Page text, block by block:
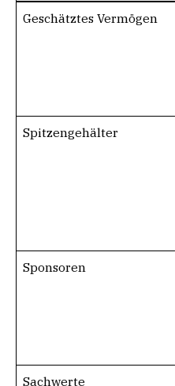
Geschätztes Vermögen
Spitzengehälter
Sponsoren
Sachwerte